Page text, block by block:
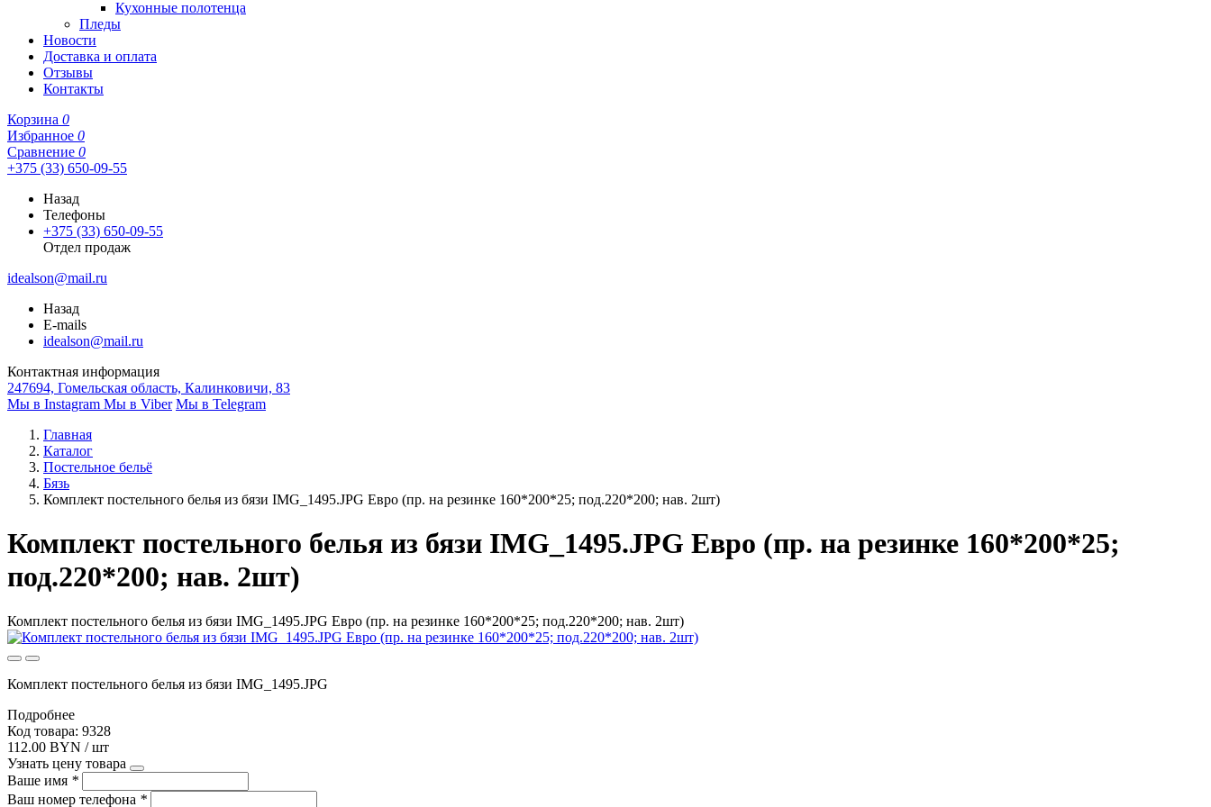
Кухонные полотенца
Пледы
Новости
Доставка и оплата
Отзывы
Контакты
Корзина 0
Избранное 0
Сравнение 0
+375 (33) 650-09-55
Назад
Телефоны
+375 (33) 650-09-55
Отдел продаж
idealson@mail.ru
Назад
E-mails
idealson@mail.ru
Контактная информация
247694, Гомельская область, Калинковичи, 83
Мы в Instagram Мы в Viber Мы в Telegram
Главная
Каталог
Постельное бельё
Бязь
Комплект постельного белья из бязи IMG_1495.JPG Евро (пр. на резинке 160*200*25; под.220*200; нав. 2шт)
Комплект постельного белья из бязи IMG_1495.JPG Евро (пр. на резинке 160*200*25;
под.220*200; нав. 2шт)
Комплект постельного белья из бязи IMG_1495.JPG Евро (пр. на резинке 160*200*25; под.220*200; нав. 2шт)
Комплект постельного белья из бязи IMG_1495.JPG
Подробнее
Код товара: 9328
112.00 BYN / шт
Узнать цену товара
Ваше имя *
Ваш номер телефона *